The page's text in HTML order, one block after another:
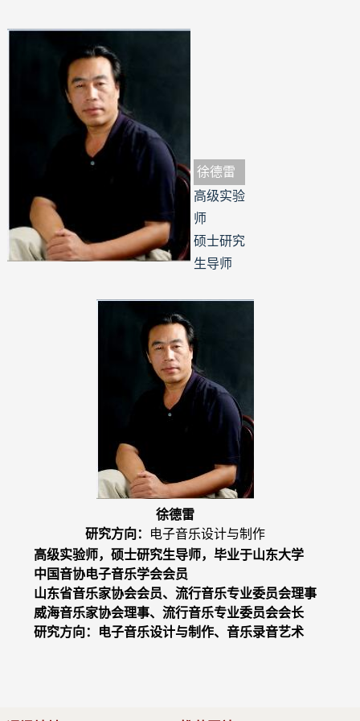
徐德雷
高级实验
师
硕士研究
生导师
徐德雷
研究方向：
电子音乐设计与制作
高级实验师，硕士研究生导师，毕业于山东大学
中国音协电子音乐学会会员
山东省音乐家协会会员、流行音乐专业委员会理事
威海音乐家协会理事、流行音乐专业委员会会长
研究方向：电子音乐设计与制作、音乐录音艺术